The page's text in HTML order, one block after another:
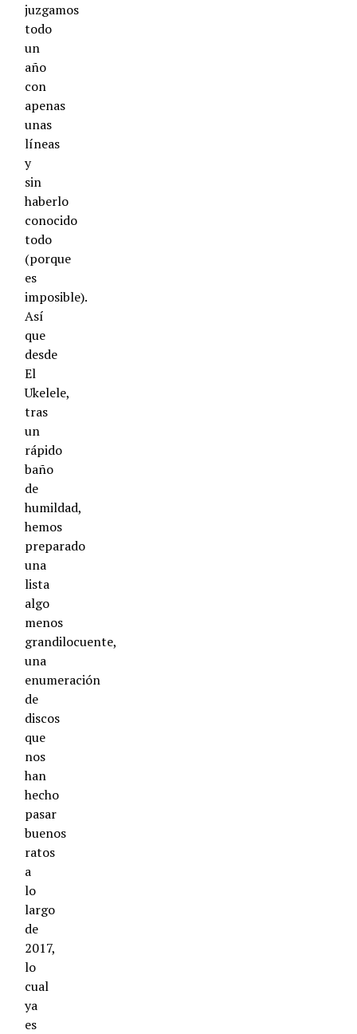
juzgamos
todo
un
año
con
apenas
unas
líneas
y
sin
haberlo
conocido
todo
(porque
es
imposible).
Así
que
desde
El
Ukelele,
tras
un
rápido
baño
de
humildad,
hemos
preparado
una
lista
algo
menos
grandilocuente,
una
enumeración
de
discos
que
nos
han
hecho
pasar
buenos
ratos
a
lo
largo
de
2017,
lo
cual
ya
es